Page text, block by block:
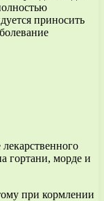
приносить
гортани, морде и
при кормлении